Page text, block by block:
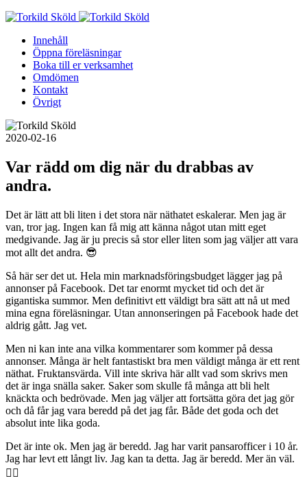
Skip
contentInnehåll
Öppna föreläsningar
Boka till er verksamhet
Omdömen
Kontakt
Övrigt
2020-02-16
Var rädd om dig när du drabbas av
andra.
Det är lätt att bli liten i det stora när näthatet eskalerar. Men jag är
van, tror jag. Ingen kan få mig att känna något utan mitt eget
medgivande. Jag är ju precis så stor eller liten som jag väljer att vara
mot allt det andra. 😎
Så här ser det ut. Hela min marknadsföringsbudget lägger jag på
annonser på Facebook. Det tar enormt mycket tid och det är
gigantiska summor. Men definitivt ett väldigt bra sätt att nå ut med
mina egna föreläsningar. Utan annonseringen på Facebook hade det
aldrig gått. Jag vet.
Men ni kan inte ana vilka kommentarer som kommer på dessa
annonser. Många är helt fantastiskt bra men väldigt många är ett rent
näthat. Fruktansvärda. Vill inte skriva här allt vad som skrivs men
det är inga snälla saker. Saker som skulle få många att bli helt
knäckta och bedrövade. Men jag väljer att fortsätta göra det jag gör
och då får jag vara beredd på det jag får. Både det goda och det
absolut inte lika goda.
Det är inte ok. Men jag är beredd. Jag har varit pansarofficer i 10 år.
Jag har levt ett långt liv. Jag kan ta detta. Jag är beredd. Mer än väl.
👍🏻